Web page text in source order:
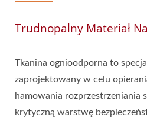
Trudnopalny Materiał Na
Tkanina ognioodporna to
zaprojektowany w celu
hamowania rozprzestrzeniania
krytyczną warstwę